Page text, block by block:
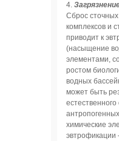
4.
Сброс
комплексов и
приводит к
(насыщение
элементами,
ростом
водных
может быть
химические